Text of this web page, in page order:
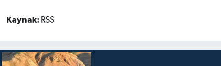
Kaynak: RSS